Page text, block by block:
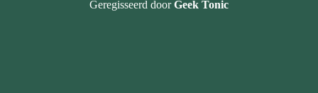
Geregisseerd doorGeek Tonic